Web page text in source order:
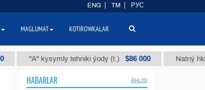
"А" kysymly tehniki ýody (t.) $86 000 Natriý hlorly
HABARLAR ÄHLISI
ENG TM РУС
MAGLUMAT KOTIROWKALAR